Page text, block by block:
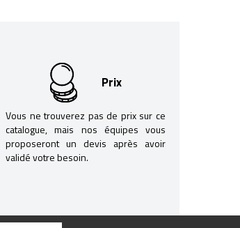
Prix
Vous ne trouverez pas de prix sur ce
catalogue, mais nos équipes vous
proposeront un devis après avoir
validé votre besoin.